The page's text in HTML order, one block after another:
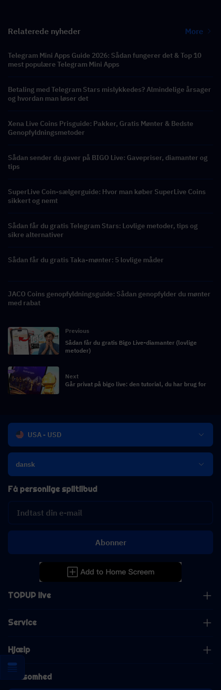
Relaterede nyheder More
Telegram Mini Apps Guide 2026: Sådan fungerer det & Top 10
mest populære Telegram Mini Apps
Betaling med Telegram Stars mislykkedes? Almindelige årsager
og hvordan man løser det
Xena Live Coins Prisguide: Pakker, Gratis Mønter & Bedste
Genopfyldningsmetoder
Sådan sender du gaver på BIGO Live: Gavepriser, diamanter og
tips
SuperLive Coin-sælgerguide: Hvor man køber SuperLive Coins
sikkert og nemt
Sådan får du gratis Telegram Stars: Lovlige metoder, tips og
sikre alternativer
Sådan får du gratis Taka-mønter: 5 lovlige måder
JACO Coins genopfyldningsguide: Sådan genopfylder du mønter
med rabat
Previous
Sådan får du gratis Bigo Live-diamanter (lovlige
metoder)
Next
Går privat på bigo live: den tutorial, du har brug for
USA - USD
dansk
TOPUP live
Service
Hjælp
Virksomhed
Få personlige spiltilbud
Abonner